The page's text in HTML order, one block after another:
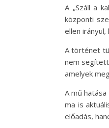
A „Száll a
központi
ellen
A történet
nem
amelyek
A mű
ma is
előadás,